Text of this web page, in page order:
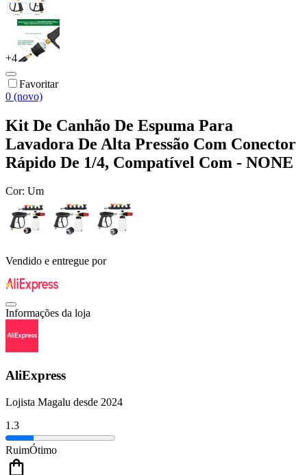
+4
Favoritar
0 (novo)
Kit De Canhão De Espuma Para
Lavadora De Alta Pressão Com Conector
Rápido De 1/4, Compatível Com - NONE
Cor: Um
Vendido e entregue por
Informações da loja
AliExpress
Lojista Magalu desde 2024
1.3
RuimÓtimo